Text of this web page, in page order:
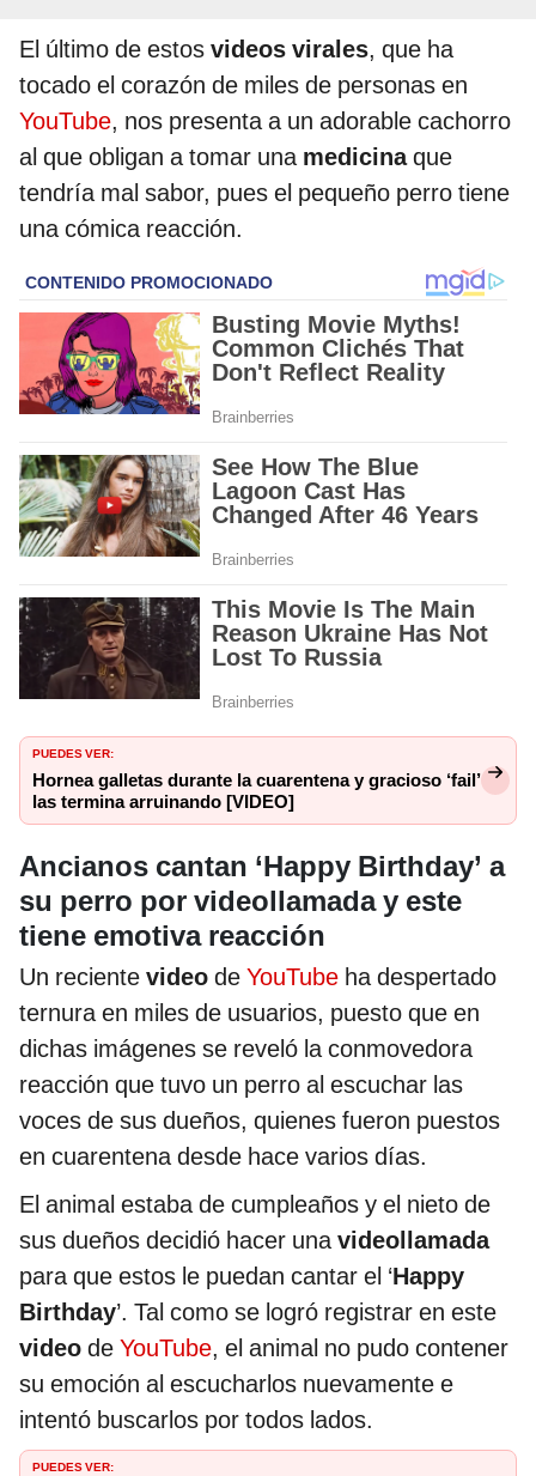
El último de estos videos virales, que ha
tocado el corazón de miles de personas en
YouTube, nos presenta a un adorable cachorro
al que obligan a tomar una medicinaque
tendría mal sabor, pues el pequeño perro tiene
una cómica reacción.
PUEDES VER:
Hornea galletas durante la cuarentena y gracioso ‘fail’
las termina arruinando [VIDEO]
Ancianos cantan ‘Happy Birthday’ a
su perro por videollamada y este
tiene emotiva reacción
Un reciente video de YouTube ha despertado
ternura en miles de usuarios, puesto que en
dichas imágenes se reveló la conmovedora
reacción que tuvo un perro al escuchar las
voces de sus dueños, quienes fueron puestos
en cuarentena desde hace varios días.
El animal estaba de cumpleaños y el nieto de
sus dueños decidió hacer unavideollamada
para que estos le puedan cantar el ‘Happy
Birthday’. Tal como se logró registrar en este
video de YouTube, el animal no pudo contener
su emoción al escucharlos nuevamente e
intentó buscarlos por todos lados.
PUEDES VER: